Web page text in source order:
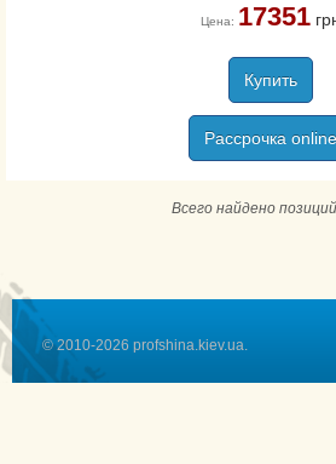
Цена: 17351
Купить
Рассрочка online
Всего найдено
© 2010-2026 profshina.kiev.ua.